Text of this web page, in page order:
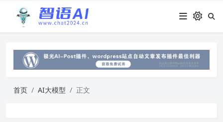
首页 AI大模型 正文